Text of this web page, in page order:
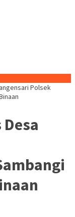
Polsek